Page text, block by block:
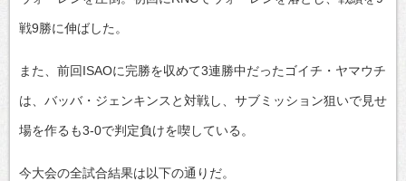
戦9勝に伸ばした。
また、前回ISAOに完勝を収めて3連勝中だったゴイチ・ヤマウチ
は、バッバ・ジェンキンスと対戦し、サブミッション狙いで見せ
場を作るも3-0で判定負けを喫している。
今大会の全試合結果は以下の通りだ。